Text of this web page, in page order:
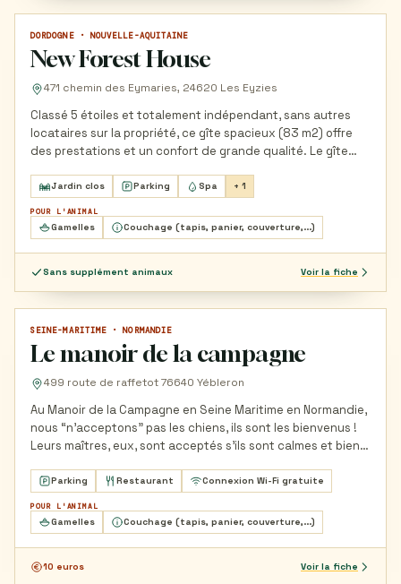
GÎTE ET LOCATION DE VACANCES
DORDOGNE · NOUVELLE-AQUITAINE
New Forest House
471 chemin des Eymaries, 24620 Les Eyzies
Classé 5 étoiles et totalement indépendant, sans autres
locataires sur la propriété, ce gîte spacieux (83 m2) offre
des prestations et un confort de grande qualité. Le gîte…
Jardin clos Parking Spa + 1
POUR L'ANIMAL
Gamelles Couchage (tapis, panier, couverture,...)
Sans supplément animaux Voir la fiche
CHAMBRE D'HÔTES
SEINE-MARITIME · NORMANDIE
Le manoir de la campagne
499 route de raffetot 76640 Yébleron
Au Manoir de la Campagne en Seine Maritime en Normandie,
nous “n’acceptons” pas les chiens, ils sont les bienvenus !
Leurs maîtres, eux, sont acceptés s’ils sont calmes et bien…
Parking Restaurant Connexion Wi-Fi gratuite
POUR L'ANIMAL
Gamelles Couchage (tapis, panier, couverture,...)
10 euros Voir la fiche